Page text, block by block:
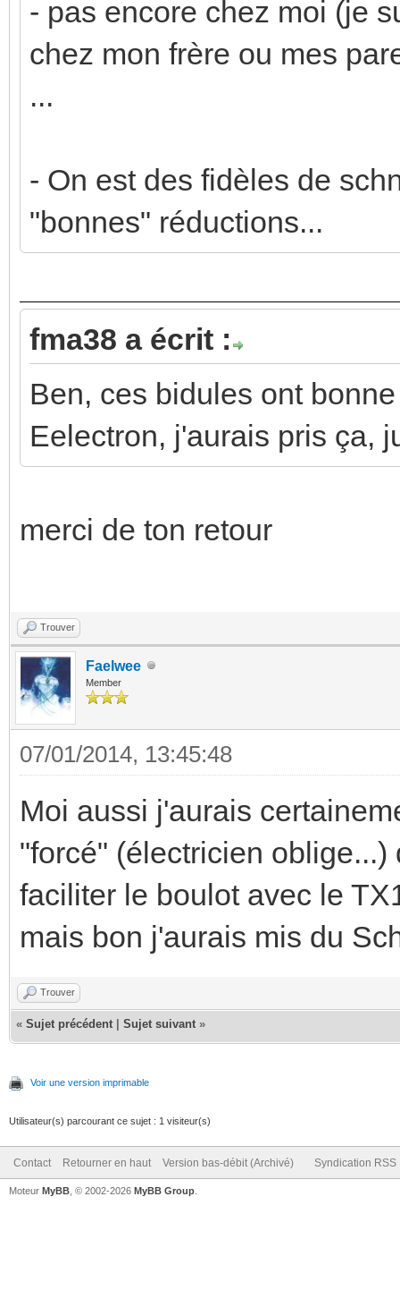
- pas encore chez moi (je
chez mon frère ou mes
...
- On est des fidèles de
"bonnes" réductions...
fma38 a écrit :
Ben, ces bidules ont
Eelectron, j'aurais pris ça,
merci de ton retour
Trouver
Faelwee
Member
07/01/2014, 13:45:48
Moi aussi j'aurais
"forcé" (électricien
faciliter le boulot avec le
mais bon j'aurais mis du
Trouver
« Sujet précédent Sujet suivant »
Voir une version imprimable
Utilisateur(s) parcourant ce sujet : 1 visiteur(s)
Contact Retourner en haut Version bas-débit (Archivé) Syndication RSS
Moteur MyBB , © 2002-2026 MyBB Group